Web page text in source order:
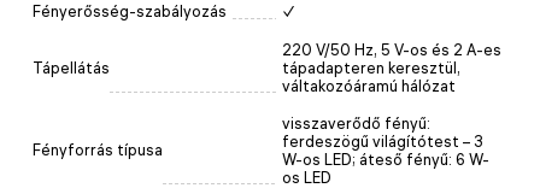
Fényerősség-szabályozás ✓
Tápellátás
220 V/50 Hz, 5 V-os és 2 A-es
tápadapteren keresztül,
váltakozóáramú hálózat
Fényforrás típusa
visszaverődő fényű:
ferdeszögű világítótest – 3
W-os LED; áteső fényű: 6 W-
os LED